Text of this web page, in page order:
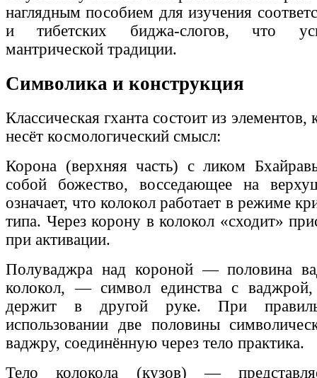
наглядным пособием для изучения
и тибетских биджа-слогов, что
мантрической традиции.
Символика и конструкция
Классическая гханта состоит из
несёт космологический смысл:
Корона (верхняя часть) с ликом
собой божество, восседающее на
означает, что колокол работает в режиме
типа. Через корону в колокол «сходит»
при активации.
Полуваджра над короной — половина
колокол, — символ единства с ваджрой,
держит в другой руке. При
использовании две половины
ваджру, соединённую через тело практика.
Тело колокола (кузов) —